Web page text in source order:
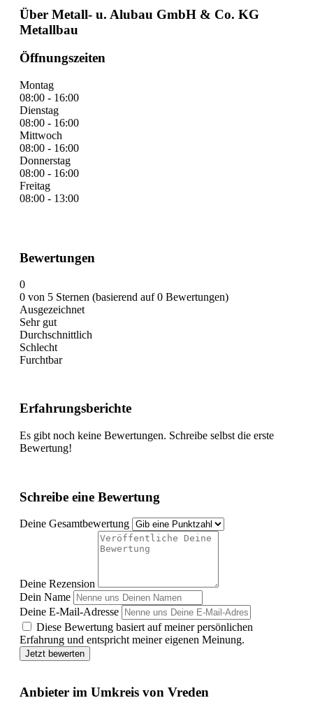
Über Metall- u. Alubau GmbH & Co. KG
Metallbau
Öffnungszeiten
Montag
08:00 - 16:00
Dienstag
08:00 - 16:00
Mittwoch
08:00 - 16:00
Donnerstag
08:00 - 16:00
Freitag
08:00 - 13:00
Bewertungen
0
0 von 5 Sternen (basierend auf 0 Bewertungen)
Ausgezeichnet
Sehr gut
Durchschnittlich
Schlecht
Furchtbar
Erfahrungsberichte
Es gibt noch keine Bewertungen. Schreibe selbst die erste
Bewertung!
Schreibe eine Bewertung
Deine Gesamtbewertung
Deine Rezension
Dein Name
Deine E-Mail-Adresse
Diese Bewertung basiert auf meiner persönlichen
Erfahrung und entspricht meiner eigenen Meinung.
Jetzt bewerten
Anbieter im Umkreis von Vreden